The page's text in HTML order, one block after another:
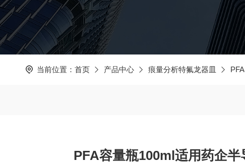
当前位置： 首页 产品中心 痕量分析特氟龙器皿
PFA容量瓶100ml适用药企